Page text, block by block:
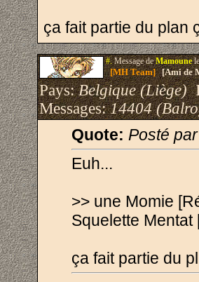
ça fait partie du plan
#.Message deMamoune
[MH Team][Ami de
Pays:Belgique (Liège)
Messages:14404
Quote: Posté
Euh...
>> une Momie
Squelette
ça fait partie du